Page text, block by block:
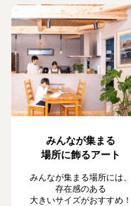
みんなが集まる
場所に飾るアート
みんなが集まる場所には、
存在感のある
大きいサイズがおすすめ！